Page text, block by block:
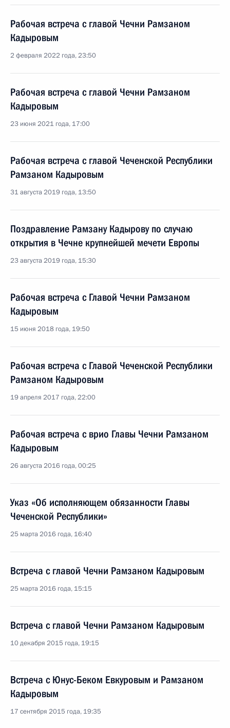
Рабочая встреча с главой Чечни Рамзаном
Кадыровым
2 февраля 2022 года, 23:50
Рабочая встреча с главой Чечни Рамзаном
Кадыровым
23 июня 2021 года, 17:00
Рабочая встреча с главой Чеченской Республики
Рамзаном Кадыровым
31 августа 2019 года, 13:50
Поздравление Рамзану Кадырову по случаю
открытия в Чечне крупнейшей мечети Европы
23 августа 2019 года, 15:30
Рабочая встреча с Главой Чечни Рамзаном
Кадыровым
15 июня 2018 года, 19:50
Рабочая встреча с Главой Чеченской Республики
Рамзаном Кадыровым
19 апреля 2017 года, 22:00
Рабочая встреча с врио Главы Чечни Рамзаном
Кадыровым
26 августа 2016 года, 00:25
Указ «Об исполняющем обязанности Главы
Чеченской Республики»
25 марта 2016 года, 16:40
Встреча с главой Чечни Рамзаном Кадыровым
25 марта 2016 года, 15:15
Встреча с главой Чечни Рамзаном Кадыровым
10 декабря 2015 года, 19:15
Встреча с Юнус-Беком Евкуровым и Рамзаном
Кадыровым
17 сентября 2015 года, 19:35